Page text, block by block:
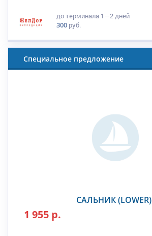
до терминала 1—2 дней
300 руб.
Специальное предложение
САЛЬНИК (LOWER)
1 955 р.